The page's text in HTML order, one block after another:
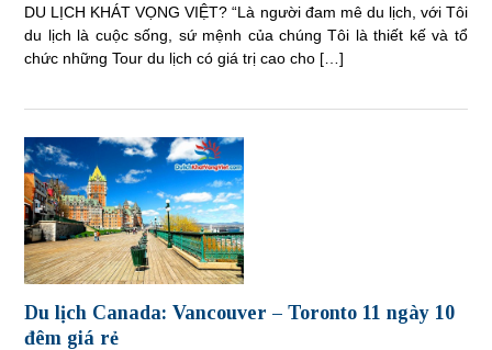
DU LỊCH KHÁT VỌNG VIỆT? “Là người đam mê du lịch, với Tôi
du lịch là cuộc sống, sứ mệnh của chúng Tôi là thiết kế và tổ
chức những Tour du lịch có giá trị cao cho […]
Du lịch Canada: Vancouver – Toronto 11 ngày 10
đêm giá rẻ